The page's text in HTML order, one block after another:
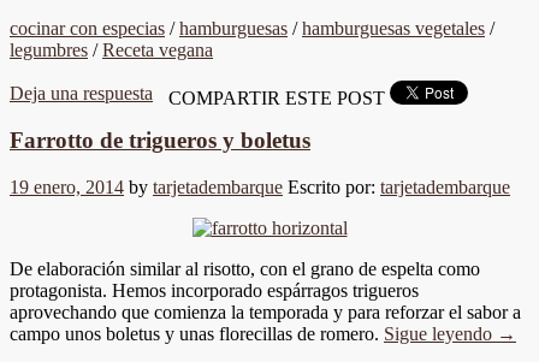
cocinar con especias /hamburguesas /hamburguesas vegetales /
legumbres /Receta vegana
Deja una respuesta COMPARTIR ESTE POST
Farrotto de trigueros y boletus
19 enero, 2014 by tarjetadembarque Escrito por: tarjetadembarque
De elaboración similar al risotto, con el grano de espelta como
protagonista. Hemos incorporado espárragos trigueros
aprovechando que comienza la temporada y para reforzar el sabor a
campo unos boletus y unas florecillas de romero. Sigue leyendo →